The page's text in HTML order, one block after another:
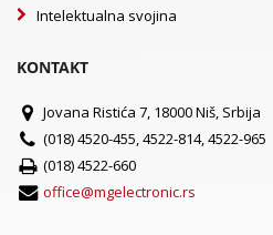
Intelektualna svojina
KONTAKT
Jovana Ristića 7, 18000 Niš, Srbija
(018) 4520-455, 4522-814, 4522-965
(018) 4522-660
office@mgelectronic.rs